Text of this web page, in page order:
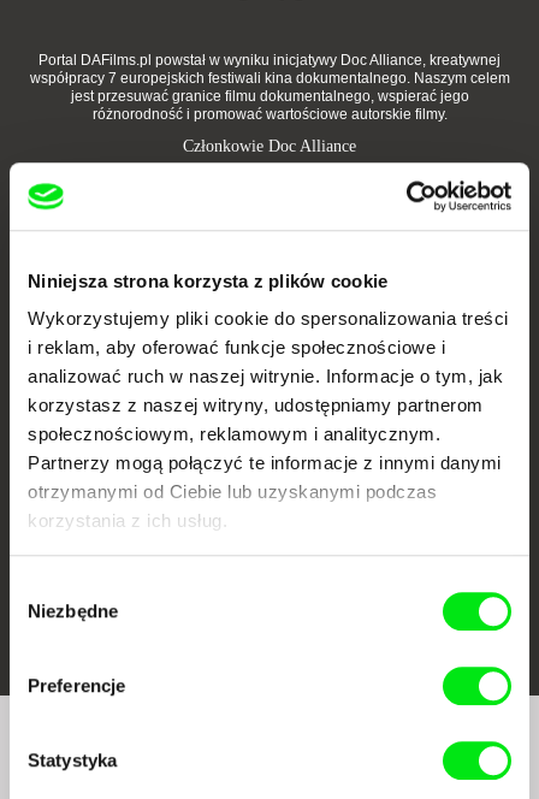
Niniejsza strona korzysta z plików cookie
Wykorzystujemy pliki cookie do spersonalizowania treści
i reklam, aby oferować funkcje społecznościowe i
analizować ruch w naszej witrynie. Informacje o tym, jak
korzystasz z naszej witryny, udostępniamy partnerom
społecznościowym, reklamowym i analitycznym.
Partnerzy mogą połączyć te informacje z innymi danymi
otrzymanymi od Ciebie lub uzyskanymi podczas
korzystania z ich usług.
zgody
Niezbędne
Preferencje
Statystyka
Portal DAFilms.pl powstał w wyniku inicjatywy Doc Alliance, kreatywnej
współpracy 7 europejskich festiwali kina dokumentalnego. Naszym celem
jest przesuwać granice filmu dokumentalnego, wspierać jego
różnorodność i promować wartościowe autorskie filmy.
Członkowie Doc Alliance
CPH:DOX Doclisboa
Millennium Docs
Against Gravity
DOK Leipzig
FIDMarseille
Czy chcesz regularnie otrzymywać newsletter z